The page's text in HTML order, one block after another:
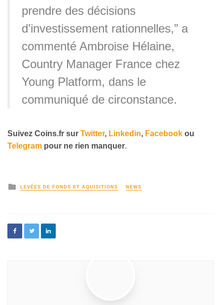
prendre des décisions
d’investissement rationnelles,” a
commenté Ambroise Hélaine,
Country Manager France chez
Young Platform, dans le
communiqué de circonstance.
Suivez Coins.fr sur Twitter, Linkedin, Facebook ou
Telegram pour ne rien manquer.
LEVÉES DE FONDS ET AQUISITIONS NEWS